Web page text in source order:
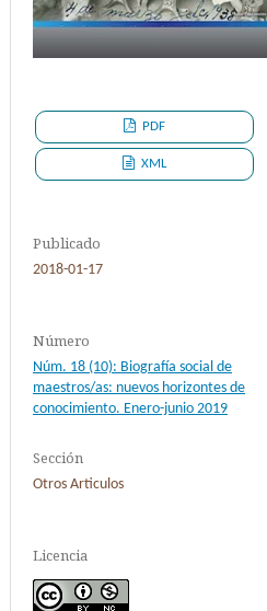
PDF
XML
Publicado
2018-01-17
Número
Núm. 18 (10): Biografía social de
maestros/as: nuevos horizontes de
conocimiento. Enero-junio 2019
Sección
Otros Articulos
Licencia